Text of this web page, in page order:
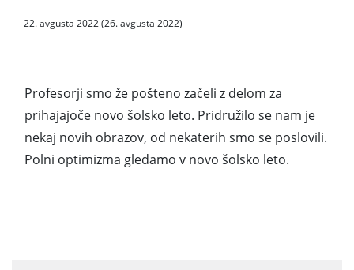
22. avgusta 2022(26. avgusta 2022)
Profesorji smo že pošteno začeli z delom za
prihajajoče novo šolsko leto. Pridružilo se nam je
nekaj novih obrazov, od nekaterih smo se poslovili.
Polni optimizma gledamo v novo šolsko leto.